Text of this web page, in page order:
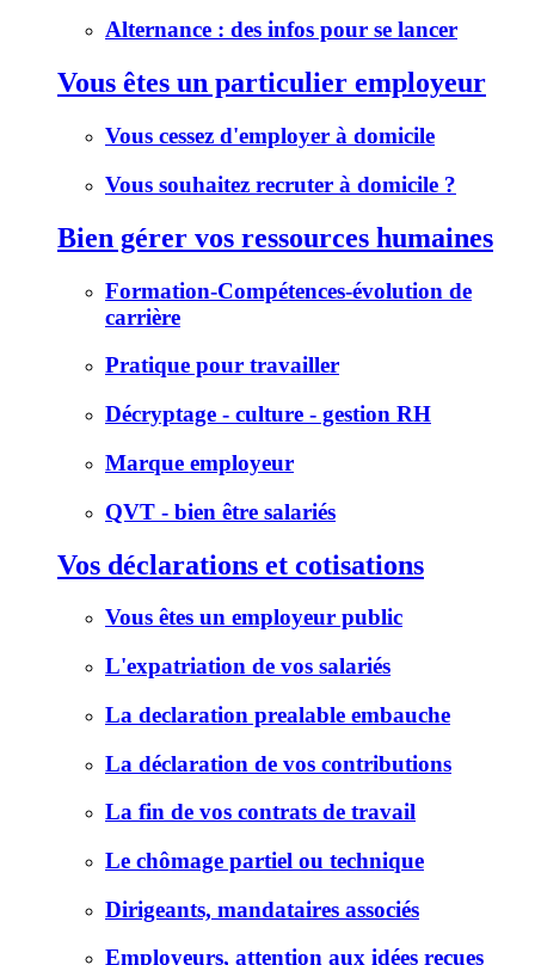
Alternance : des infos pour se lancer
Vous êtes un particulier employeur
Vous cessez d'employer à domicile
Vous souhaitez recruter à domicile ?
Bien gérer vos ressources humaines
Formation-Compétences-évolution de
carrière
Pratique pour travailler
Décryptage - culture - gestion RH
Marque employeur
QVT - bien être salariés
Vos déclarations et cotisations
Vous êtes un employeur public
L'expatriation de vos salariés
La declaration prealable embauche
La déclaration de vos contributions
La fin de vos contrats de travail
Le chômage partiel ou technique
Dirigeants, mandataires associés
Employeurs, attention aux idées reçues